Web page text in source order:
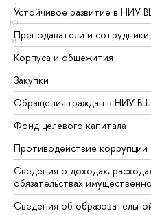
Э
Ю
Я
Устойчивое развитие в НИУ
Преподаватели и сотрудники
Корпуса и общежития
Закупки
Обращения граждан в НИУ
Фонд целевого капитала
Противодействие коррупции
Сведения о доходах,
обязательствах
Сведения об